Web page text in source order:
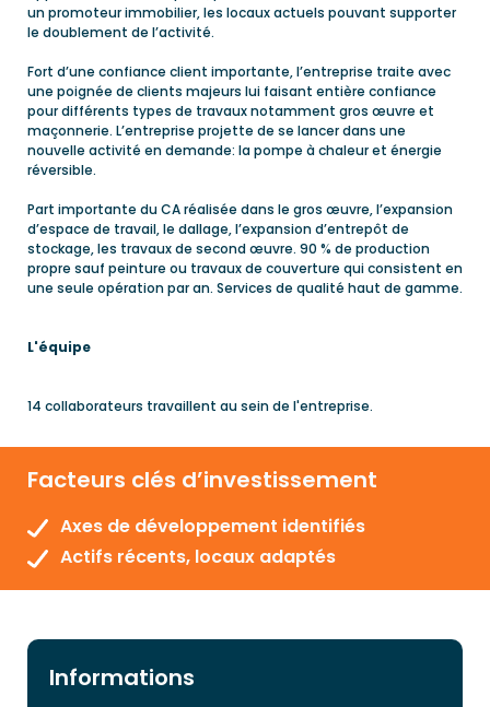
un promoteur immobilier, les locaux actuels pouvant supporter
le doublement de l’activité.
Fort d’une confiance client importante, l’entreprise traite avec
une poignée de clients majeurs lui faisant entière confiance
pour différents types de travaux notamment gros œuvre et
maçonnerie. L’entreprise projette de se lancer dans une
nouvelle activité en demande: la pompe à chaleur et énergie
réversible.
Part importante du CA réalisée dans le gros œuvre, l’expansion
d’espace de travail, le dallage, l’expansion d’entrepôt de
stockage, les travaux de second œuvre. 90 % de production
propre sauf peinture ou travaux de couverture qui consistent en
une seule opération par an. Services de qualité haut de gamme.
L'équipe
14 collaborateurs travaillent au sein de l'entreprise.
Facteurs clés d’investissement
Axes de développement identifiés
Actifs récents, locaux adaptés
Informations